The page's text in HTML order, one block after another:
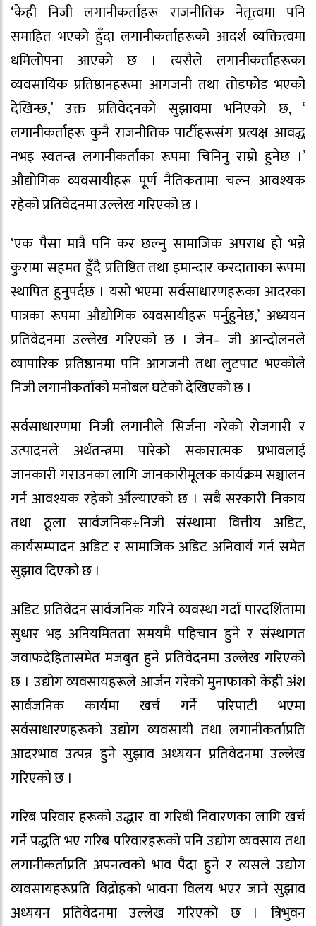
‘केही निजी लगानीकर्ताहरू राजनीतिक नेतृत्वमा पनि
समाहित भएको हुँदा लगानीकर्ताहरूको आदर्श व्यक्तित्वमा
धमिलोपना आएको छ । त्यसैले लगानीकर्ताहरूका
व्यवसायिक प्रतिष्ठानहरूमा आगजनी तथा तोडफोड भएको
देखिन्छ,’ उक्त प्रतिवेदनको सुझावमा भनिएको छ, ‘
लगानीकर्ताहरू कुनै राजनीतिक पार्टीहरूसंग प्रत्यक्ष आवद्ध
नभइ स्वतन्त्र लगानीकर्ताका रूपमा चिनिनु राम्रो हुनेछ ।’
औद्योगिक व्यवसायीहरू पूर्ण नैतिकतामा चल्न आवश्यक
रहेको प्रतिवेदनमा उल्लेख गरिएको छ ।
‘एक पैसा मात्रै पनि कर छल्नु सामाजिक अपराध हो भन्ने
कुरामा सहमत हुँदै प्रतिष्ठित तथा इमान्दार करदाताका रूपमा
स्थापित हुनुपर्दछ । यसो भएमा सर्वसाधारणहरूका आदरका
पात्रका रूपमा औद्योगिक व्यवसायीहरू पर्नुहुनेछ,’ अध्ययन
प्रतिवेदनमा उल्लेख गरिएको छ । जेन– जी आन्दोलनले
व्यापारिक प्रतिष्ठानमा पनि आगजनी तथा लुटपाट भएकोले
निजी लगानीकर्ताको मनोबल घटेको देखिएको छ ।
सर्वसाधारणमा निजी लगानीले सिर्जना गरेको रोजगारी र
उत्पादनले अर्थतन्त्रमा पारेको सकारात्मक प्रभावलाई
जानकारी गराउनका लागि जानकारीमूलक कार्यक्रम सञ्चालन
गर्न आवश्यक रहेको औँल्याएको छ । सबै सरकारी निकाय
तथा ठूला सार्वजनिक÷निजी संस्थामा वित्तीय अडिट,
कार्यसम्पादन अडिट र सामाजिक अडिट अनिवार्य गर्न समेत
सुझाव दिएको छ ।
अडिट प्रतिवेदन सार्वजनिक गरिने व्यवस्था गर्दा पारदर्शितामा
सुधार भइ अनियमितता समयमै पहिचान हुने र संस्थागत
जवाफदेहितासमेत मजबुत हुने प्रतिवेदनमा उल्लेख गरिएको
छ । उद्योग व्यवसायहरूले आर्जन गरेको मुनाफाको केही अंश
सार्वजनिक कार्यमा खर्च गर्ने परिपाटी भएमा
सर्वसाधारणहरूको उद्योग व्यवसायी तथा लगानीकर्ताप्रति
आदरभाव उत्पन्न हुने सुझाव अध्ययन प्रतिवेदनमा उल्लेख
गरिएको छ ।
गरिब परिवार हरूको उद्धार वा गरिबी निवारणका लागि खर्च
गर्ने पद्धति भए गरिब परिवारहरूको पनि उद्योग व्यवसाय तथा
लगानीकर्ताप्रति अपनत्वको भाव पैदा हुने र त्यसले उद्योग
व्यवसायहरूप्रति विद्रोहको भावना विलय भएर जाने सुझाव
अध्ययन प्रतिवेदनमा उल्लेख गरिएको छ । त्रिभुवन